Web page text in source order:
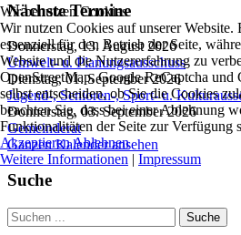
Nächste Termine
Donnerstag, 13. August 2026
Umwelt- u. Planungsausschuss
Dienstag, 01. September 2026
Jugend-, Senioren-, Sport- u.
Donnerstag, 03. September 2026
Gemeinderat
Ganzen Kalender ansehen
Suche
Suche
Wir benutzen Cookies
Wir nutzen Cookies auf unserer Website.
essenziell für den Betrieb der Seite,
Website und die Nutzererfahrung zu
OpenStreetMap, Google ReCaptcha und
selbst entscheiden, ob Sie die Cookies
beachten Sie, dass bei einer Ablehnung
Funktionalitäten der Seite zur Verfügung
AkzeptierenAblehnen
Weitere Informationen | Impressum